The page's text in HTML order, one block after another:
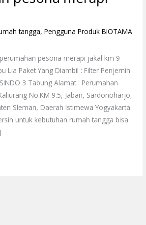
tangga,Pengguna Produk BIOTAMA
pesona merapi jakal km 9
Lia Paket Yang Diambil : Filter Penjernih
3 Tabung Alamat : Perumahan
No.KM 9.5, Jaban, Sardonoharjo,
Sleman, Daerah Istimewa Yogyakarta
untuk kebutuhan rumah tangga bisa